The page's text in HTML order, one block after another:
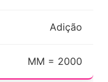
Adição
MM = 2000